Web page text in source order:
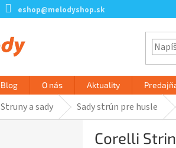
eshop@melodyshop.sk
Blog O nás Aktuality
Struny a sady Sady strún pre husle
Corelli